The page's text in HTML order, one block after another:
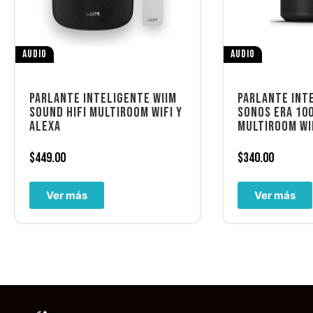
AUDIO
PARLANTE INTELIGENTE WIIM
SOUND HIFI MULTIROOM WIFI Y
ALEXA
$449.00
Ver más
AUDIO
PARLANTE
SONOS ERA
MULTIROOM
$340.00
Ver más